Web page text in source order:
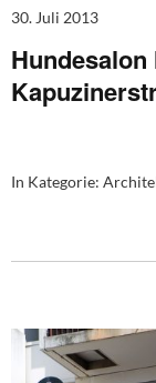
30. Juli 2013
Hundesalon
In Kategorie: